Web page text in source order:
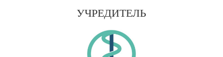
УЧРЕДИТЕЛЬ